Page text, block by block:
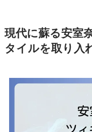
現代に蘇る安室
タイルを取り入